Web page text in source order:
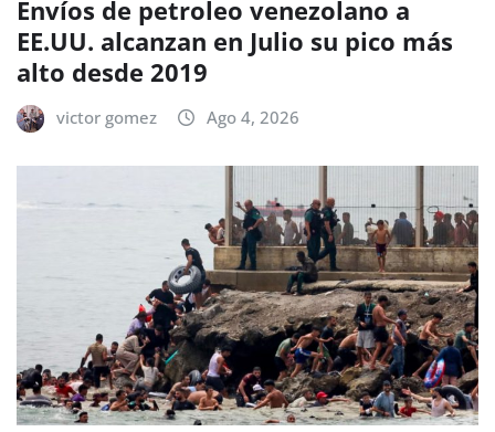
Envíos de petroleo venezolano a
EE.UU. alcanzan en Julio su pico más
alto desde 2019
victor gomez Ago 4, 2026